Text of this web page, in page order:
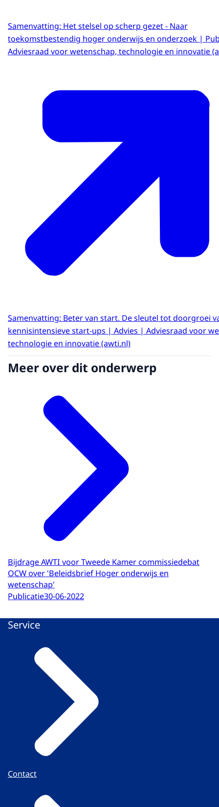
Samenvatting: Het stelsel op scherp gezet - Naar
toekomstbestendig hoger onderwijs en onderzoek |
Adviesraad voor wetenschap, technologie en innovatie
Samenvatting: Beter van start. De sleutel tot doorgroei
kennisintensieve start-ups | Advies | Adviesraad voor
technologie en innovatie (awti.nl)
Meer over dit onderwerp
Bijdrage AWTI voor Tweede Kamer commissiedebat
OCW over 'Beleidsbrief Hoger onderwijs en
wetenschap'
Publicatie30-06-2022
Service
Contact